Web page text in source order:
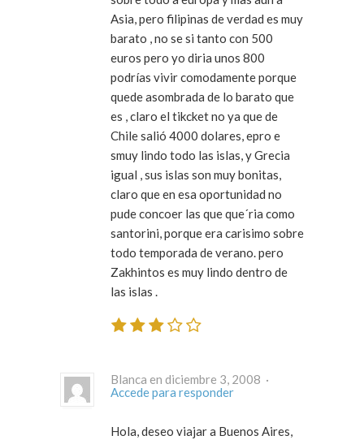
Asia, pero filipinas de verdad es muy
barato , no se si tanto con 500
euros pero yo diria unos 800
podrías vivir comodamente porque
quede asombrada de lo barato que
es , claro el tikcket no ya que de
Chile salió 4000 dolares, epro e
smuy lindo todo las islas, y Grecia
igual , sus islas son muy bonitas,
claro que en esa oportunidad no
pude concoer las que que´ria como
santorini, porque era carisimo sobre
todo temporada de verano. pero
Zakhintos es muy lindo dentro de
las islas .
Blanca en diciembre 3, 2008 ·
Accede para responder
Hola, deseo viajar a Buenos Aires,